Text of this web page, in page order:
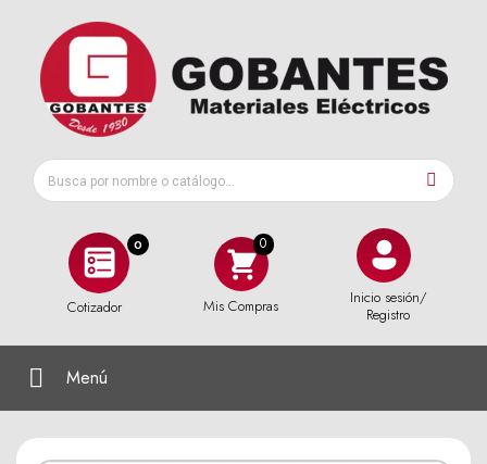
0
Cotizador Mis Compras
Inicio sesión/
Registro
Menú